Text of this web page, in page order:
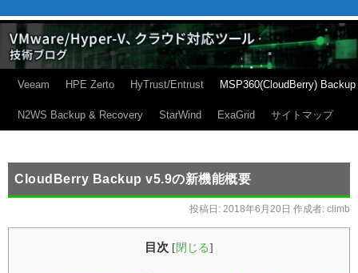
Veeam HPE Zerto HyTrust/Entrust MSP360(CloudBerry) Backup
N2WS Backup & Recovery StarWind ExaGrid サイトマップ
CloudBerry Backup v5.9の新機能概要
投稿日: 2018年6月20日 作成者: climb
目次 [ 閉じる]